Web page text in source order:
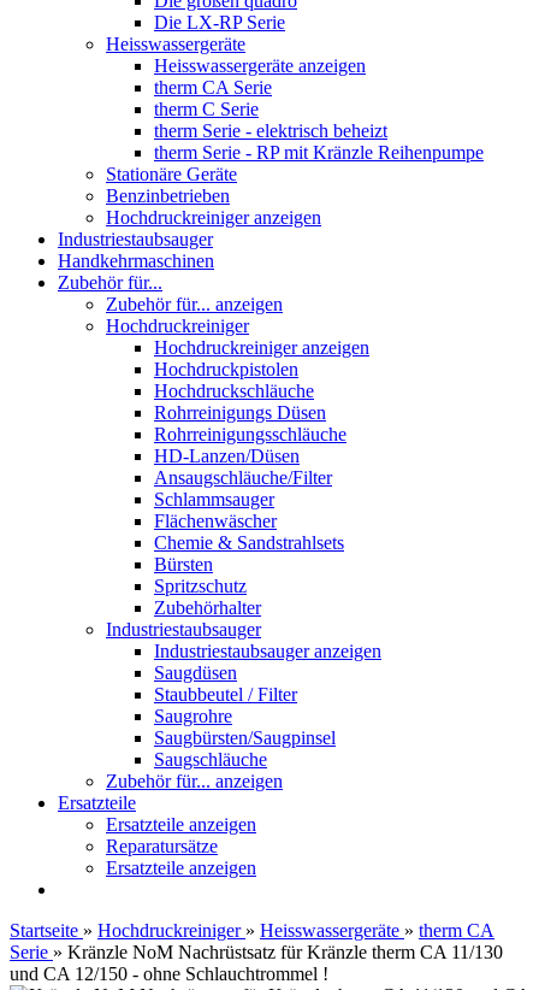
Die LX-RP Serie
Heisswassergeräte
Heisswassergeräte anzeigen
therm CA Serie
therm C Serie
therm Serie - elektrisch beheizt
therm Serie - RP mit Kränzle Reihenpumpe
Stationäre Geräte
Benzinbetrieben
Hochdruckreiniger anzeigen
Industriestaubsauger
Handkehrmaschinen
Zubehör für...
Zubehör für... anzeigen
Hochdruckreiniger
Hochdruckreiniger anzeigen
Hochdruckpistolen
Hochdruckschläuche
Rohrreinigungs Düsen
Rohrreinigungsschläuche
HD-Lanzen/Düsen
Ansaugschläuche/Filter
Schlammsauger
Flächenwäscher
Chemie & Sandstrahlsets
Bürsten
Spritzschutz
Zubehörhalter
Industriestaubsauger
Industriestaubsauger anzeigen
Saugdüsen
Staubbeutel / Filter
Saugrohre
Saugbürsten/Saugpinsel
Saugschläuche
Zubehör für... anzeigen
Ersatzteile
Ersatzteile anzeigen
Reparatursätze
Ersatzteile anzeigen
Startseite » Hochdruckreiniger » Heisswassergeräte » therm CA
Serie » Kränzle NoM Nachrüstsatz für Kränzle therm CA 11/130
und CA 12/150 - ohne Schlauchtrommel !